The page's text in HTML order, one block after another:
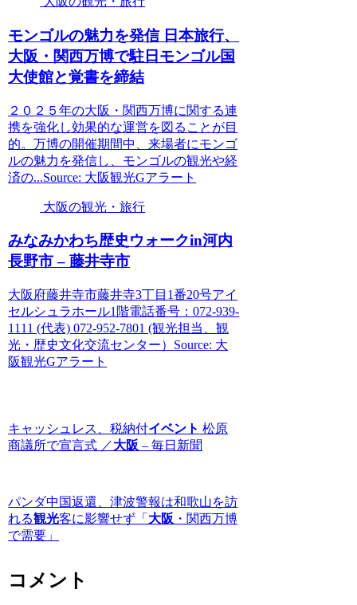
モンゴルの魅力を発信 日本旅行、
大阪 ・関西万博で駐日モンゴル国
大使館と覚書を締結
２０２５年の大阪・関西万博に関する連
携を強化し効果的な運営を図ることが目
的。万博の開催期間中、来場者にモンゴ
ルの魅力を発信し、モンゴルの観光や経
済の...Source: 大阪観光Gアラート
大阪の観光・旅行
みなみかわち歴史ウォークin河内
長野市 – 藤井寺市
大阪府藤井寺市藤井寺3丁目1番20号アイ
セルシュラホール1階電話番号：072-939-
1111 (代表) 072-952-7801 (観光担当、観
光・歴史文化交流センター）Source: 大
阪観光Gアラート
キャッシュレス、税納付イベント 松原
商議所で宣言式 ／大阪 – 毎日新聞
パンダ中国返還、津波警報は和歌山を訪
れる観光客に影響せず「 大阪 ・関西万博
で需要」
コメント